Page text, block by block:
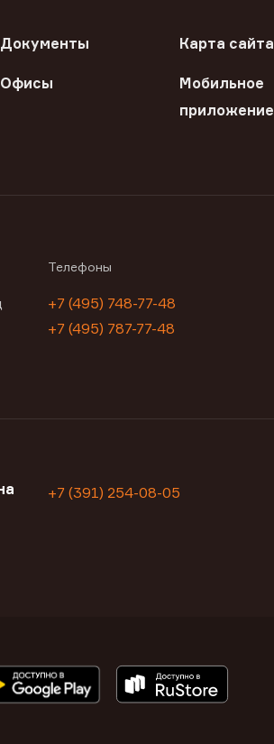
Документы Карта сайта
Офисы
Мобильное
приложение
Телефоны
+7 (495) 748-77-48
+7 (495) 787-77-48
+7 (391) 254-08-05